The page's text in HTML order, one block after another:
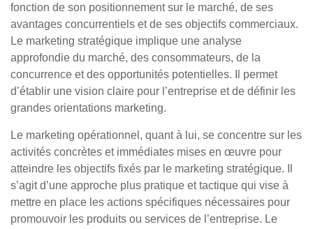
fonction de son positionnement sur le marché, de ses
avantages concurrentiels et de ses objectifs commerciaux.
Le marketing stratégique implique une analyse
approfondie du marché, des consommateurs, de la
concurrence et des opportunités potentielles. Il permet
d’établir une vision claire pour l’entreprise et de définir les
grandes orientations marketing.
Le marketing opérationnel, quant à lui, se concentre sur les
activités concrètes et immédiates mises en œuvre pour
atteindre les objectifs fixés par le marketing stratégique. Il
s’agit d’une approche plus pratique et tactique qui vise à
mettre en place les actions spécifiques nécessaires pour
promouvoir les produits ou services de l’entreprise. Le